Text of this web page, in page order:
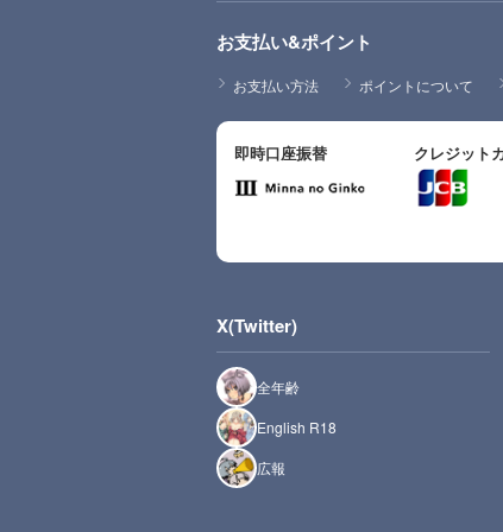
お支払い&ポイント
お支払い方法 ポイントについて
即時口座振替 クレジット
X(Twitter)
全年齢
English R18
広報